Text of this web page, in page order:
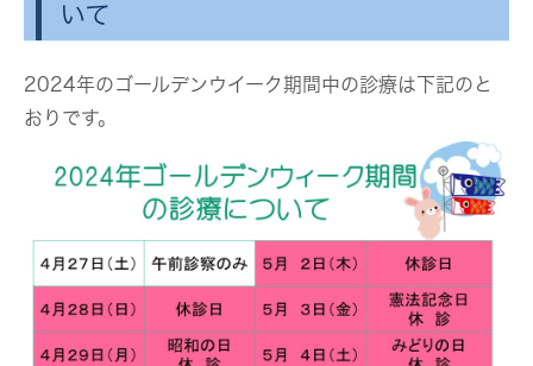
いて
2024年のゴールデンウイーク期間中の診療は下記のと
おりです。